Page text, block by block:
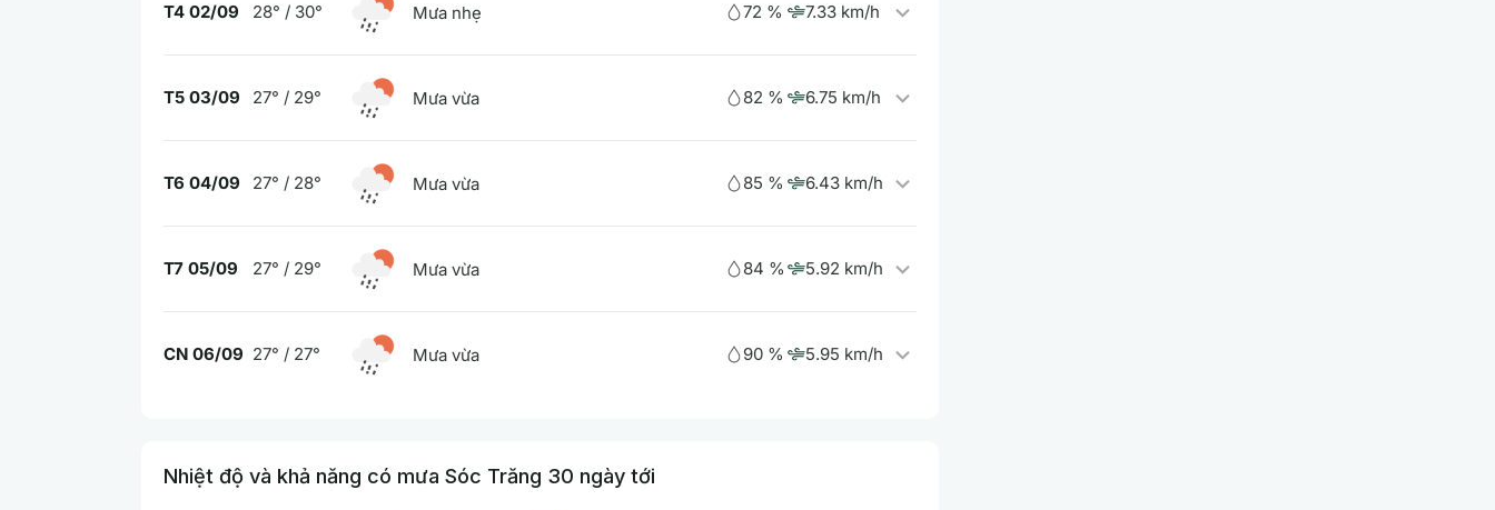
T4 02/09 28° / 30° Mưa nhẹ 72 % 7.33 km/h
T5 03/09 27° / 29° Mưa vừa 82 % 6.75 km/h
T6 04/09 27° / 28° Mưa vừa 85 % 6.43 km/h
T7 05/09 27° / 29° Mưa vừa 84 % 5.92 km/h
CN 06/09 27° / 27° Mưa vừa 90 % 5.95 km/h
Nhiệt độ và khả năng có mưa Sóc Trăng 30 ngày tới